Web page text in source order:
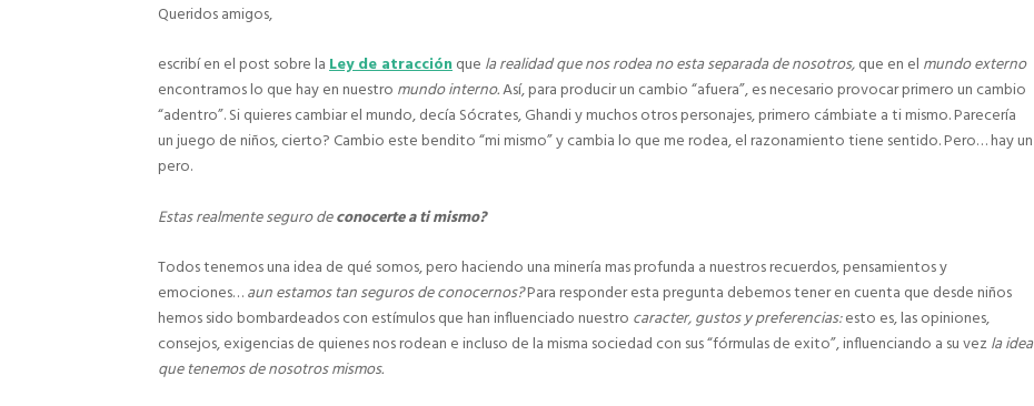
Queridos amigos,
escribí en el post sobre laLey de atracciónque la realidad que nos rodea no esta separada de nosotros,que en el mundo externo
encontramos lo que hay en nuestro mundo interno.Así, para producir un cambio “afuera”, es necesario provocar primero un cambio
“adentro”. Si quieres cambiar el mundo, decía Sócrates, Ghandi y muchos otros personajes, primero cámbiate a ti mismo. Parecería
un juego de niños, cierto? Cambio este bendito “mi mismo” y cambia lo que me rodea, el razonamiento tiene sentido. Pero… hay un
pero.
Estas realmente seguro deconocerte ati mismo?
Todos tenemos una idea de qué somos, pero haciendo una minería mas profunda a nuestros recuerdos, pensamientos y
emociones…aun estamos tan seguros de conocernos?Para responder esta pregunta debemos tener en cuenta que desde niños
hemos sido bombardeados con estímulos que han influenciado nuestro caracter, gustos y preferencias:esto es, las opiniones,
consejos, exigencias de quienes nos rodean e incluso de la misma sociedad con sus “fórmulas de exito”, influenciando a su vezla idea
que tenemos de nosotros mismos.